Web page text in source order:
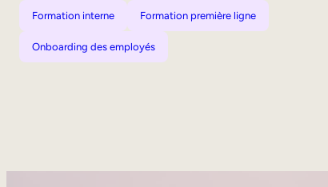
Formation interne Formation première ligne
Onboarding des employés